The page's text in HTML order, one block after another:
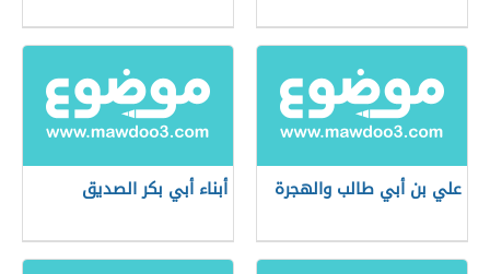
علي بن أبي طالب والهجرة أبناء أبي بكر الصديق